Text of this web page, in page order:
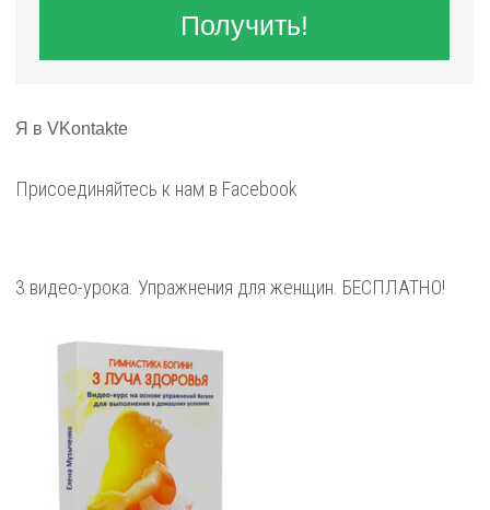
Получить!
Я в VKontakte
Присоединяйтесь к нам в Facebook
3 видео-урока. Упражнения для женщин. БЕСПЛАТНО!